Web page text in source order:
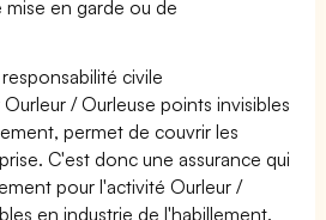
en garde ou de
civile
/ Ourleuse points invisibles
permet de couvrir les
C'est donc une assurance qui
pour l'activité Ourleur /
en industrie de l'habillement.